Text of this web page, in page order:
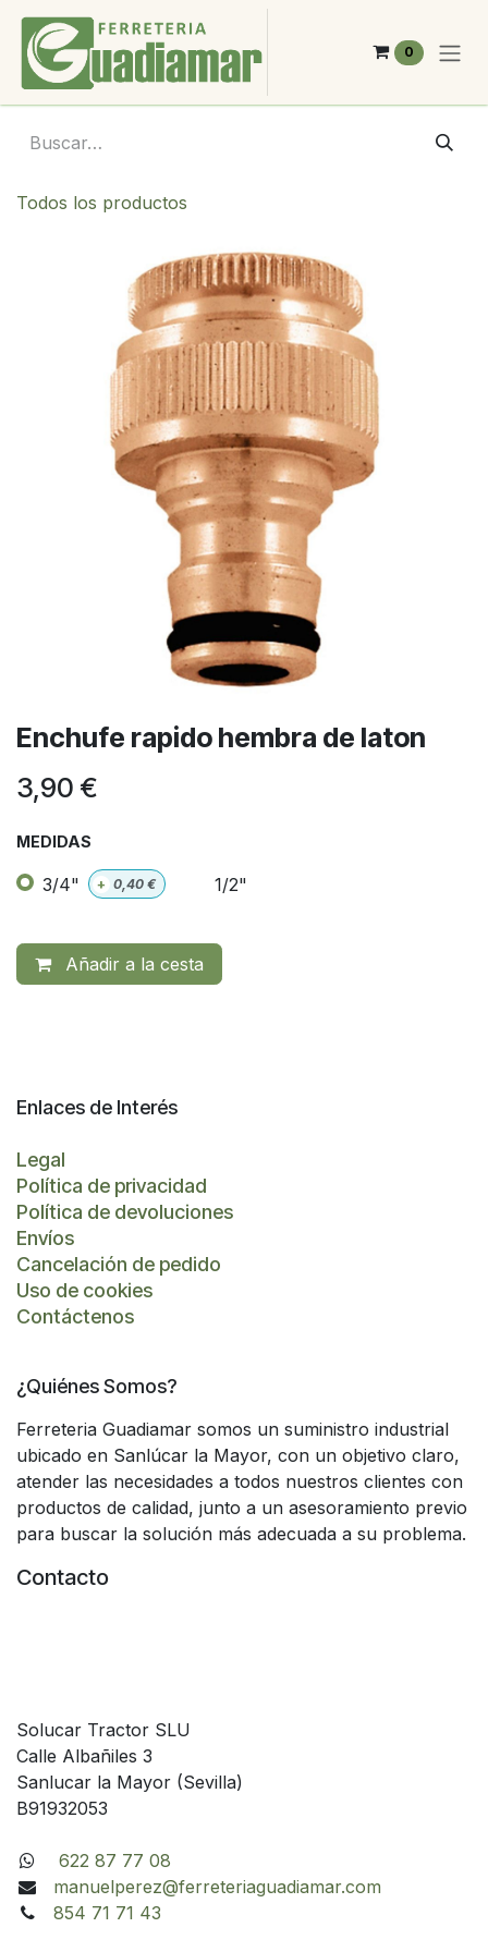
Ir al contenido
0
Todos los productos
Enchufe rapido hembra de laton
3,90 €
MEDIDAS
3/4" + 0,40 € 1/2"
Añadir a la cesta
Enlaces de Interés
Legal
Política de privacidad
Política de devoluciones
Envíos
Cancelación de pedido
Uso de cookies
Contáctenos
¿Quiénes Somos?
Ferreteria Guadiamar somos un suministro industrial
ubicado en Sanlúcar la Mayor, con un objetivo claro,
atender las necesidades a todos nuestros clientes con
productos de calidad, junto a un asesoramiento previo
para buscar la solución más adecuada a su problema.
Contacto
Solucar Tractor SLU
Calle Albañiles 3
Sanlucar la Mayor (Sevilla)
B91932053
622 87 77 08
manuelperez@ferreteriaguadiamar.com
854 71 71 43